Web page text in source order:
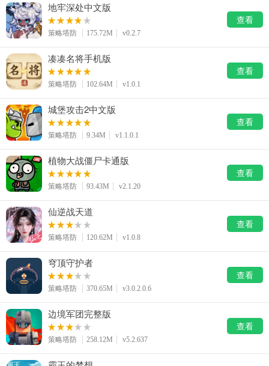
地牢深处中文版
策略塔防 175.72M v0.2.7
查看
凑凑名将手机版
策略塔防 102.64M v1.0.1
查看
城堡攻击2中文版
策略塔防 9.34M v1.1.0.1
查看
植物大战僵尸卡通版
策略塔防 93.43M v2.1.20
查看
仙逆战天道
策略塔防 120.62M v1.0.8
查看
穹顶守护者
策略塔防 370.65M v3.0.2.0.6
查看
边境军团完整版
策略塔防 258.12M v5.2.637
查看